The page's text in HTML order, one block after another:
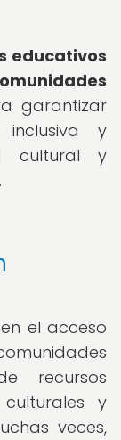
educativos
garantizar
y
cultural y
el acceso
recursos
y
veces,